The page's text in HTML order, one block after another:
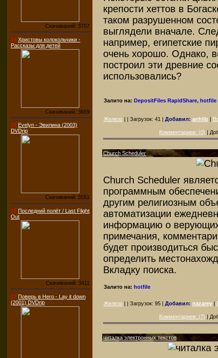
Скачиваний: 3707
14 Христовы колокольчики -
Рассказы для детей
Скачиваний: 3669
15 Evelyn - Эвилина (2003)
DVDrip
Скачиваний: 3551
16 Последний полёт / Last Flight
Out
Скачиваний: 3411
17 Поверь в Него - Lay it down
(2001) DVDrip
крепости хеттов в
таком разрушенном
выглядели вначале.
например, египетские
очень хорошо. Однако,
построил эти древние
использовались?
Залито на: DepositFiles RapidShare, hotfile
Железо | | Загрузок: 41 | Добавил: anhlib |
Комментариев: (0) |
Church Scheduler
Church Scheduler
программным
другим религиозным
автоматизации
информацию о
примечания,
будет производиться
определить
Вкладку поиска.
Залито на: hotfile
Железо | | Загрузок: 95 | Добавил: nazarey |
Комментариев: (7) |
читалка электронных текстов